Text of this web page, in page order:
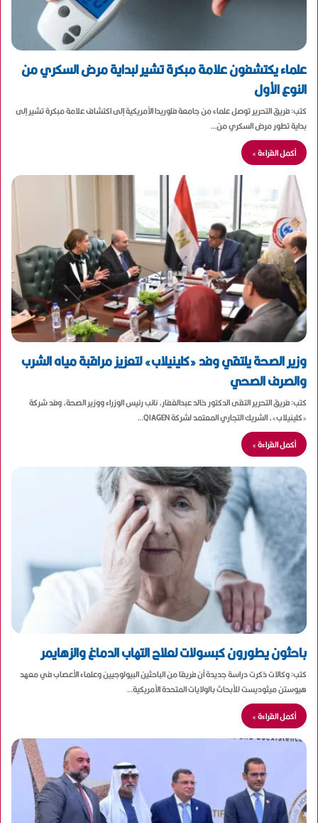
علماء يكتشفون علامة مبكرة تشير لبداية مرض السكري من
النوع الأول
كتب: فريق التحرير توصل علماء من جامعة فلوريدا الأمريكية إلى اكتشاف علامة مبكرة تشير إلى
بداية تطور مرض السكري من…
أكمل القراءة »
وزير الصحة يلتقي وفد «كلينيلاب» لتعزيز مراقبة مياه الشرب
والصرف الصحي
كتب: فريق التحرير التقى الدكتور خالد عبدالغفار، نائب رئيس الوزراء ووزير الصحة، وفد شركة
«كلينيلاب»، الشريك التجاري المعتمد لشركة QIAGEN…
أكمل القراءة »
باحثون يطورون كبسولات لعلاج التهاب الدماغ والزهايمر
كتب: وكالات ذكرت دراسة جديدة أن فريقا من الباحثين البيولوجيين وعلماء الأعصاب في معهد
هيوستن ميثوديست للأبحاث بالولايات المتحدة الأمريكية…
أكمل القراءة »